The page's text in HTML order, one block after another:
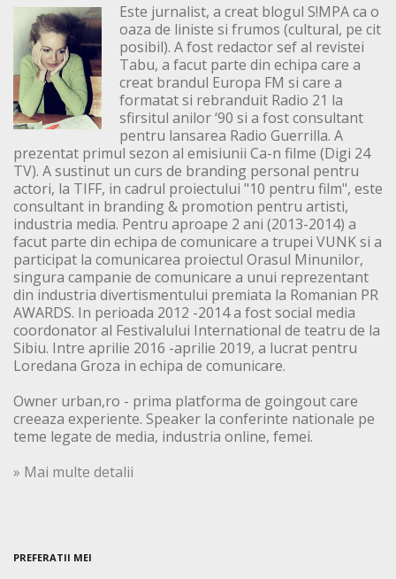
Este jurnalist, a creat blogul S!MPA ca o
oaza de liniste si frumos (cultural, pe cit
posibil). A fost redactor sef al revistei
Tabu, a facut parte din echipa care a
creat brandul Europa FM si care a
formatat si rebranduit Radio 21 la
sfirsitul anilor ‘90 si a fost consultant
pentru lansarea Radio Guerrilla. A
prezentat primul sezon al emisiunii Ca-n filme (Digi 24
TV). A sustinut un curs de branding personal pentru
actori, la TIFF, in cadrul proiectului "10 pentru film", este
consultant in branding & promotion pentru artisti,
industria media. Pentru aproape 2 ani (2013-2014) a
facut parte din echipa de comunicare a trupei VUNK si a
participat la comunicarea proiectul Orasul Minunilor,
singura campanie de comunicare a unui reprezentant
din industria divertismentului premiata la Romanian PR
AWARDS. In perioada 2012 -2014 a fost social media
coordonator al Festivalului International de teatru de la
Sibiu. Intre aprilie 2016 -aprilie 2019, a lucrat pentru
Loredana Groza in echipa de comunicare.
Owner urban,ro - prima platforma de goingout care
creeaza experiente. Speaker la conferinte nationale pe
teme legate de media, industria online, femei.
» Mai multe detalii
PREFERATII MEI